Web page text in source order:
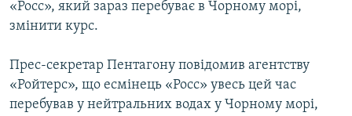
«Росс», який зараз перебуває в Чорному морі,
змінити курс.
Прес-секретар Пентагону повідомив агентству
«Ройтерс», що есмінець «Росс» увесь цей час
перебував у нейтральних водах у Чорному морі,